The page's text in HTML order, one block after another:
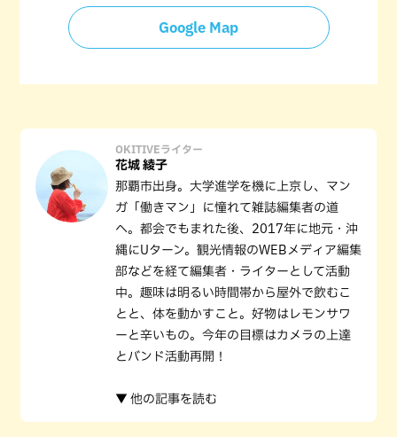
Google Map
OKITIVEライター
花城 綾子
那覇市出身。大学進学を機に上京し、マン
ガ「働きマン」に憧れて雑誌編集者の道
へ。都会でもまれた後、2017年に地元・沖
縄にUターン。観光情報のWEBメディア編集
部などを経て編集者・ライターとして活動
中。趣味は明るい時間帯から屋外で飲むこ
とと、体を動かすこと。好物はレモンサワ
ーと辛いもの。今年の目標はカメラの上達
とバンド活動再開！
▼ 他の記事を読む